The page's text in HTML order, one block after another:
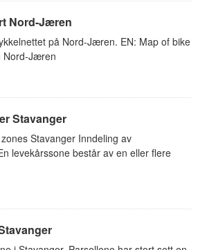
Nord-Jæren
på Nord-Jæren. EN: Map of bike
Nord-Jæren
Stavanger
Stavanger Inndeling av
levekårssone består av en eller flere